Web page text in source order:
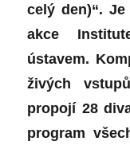
celý den)“.
akce
Institut
ústavem.
živých
propojí 28
program